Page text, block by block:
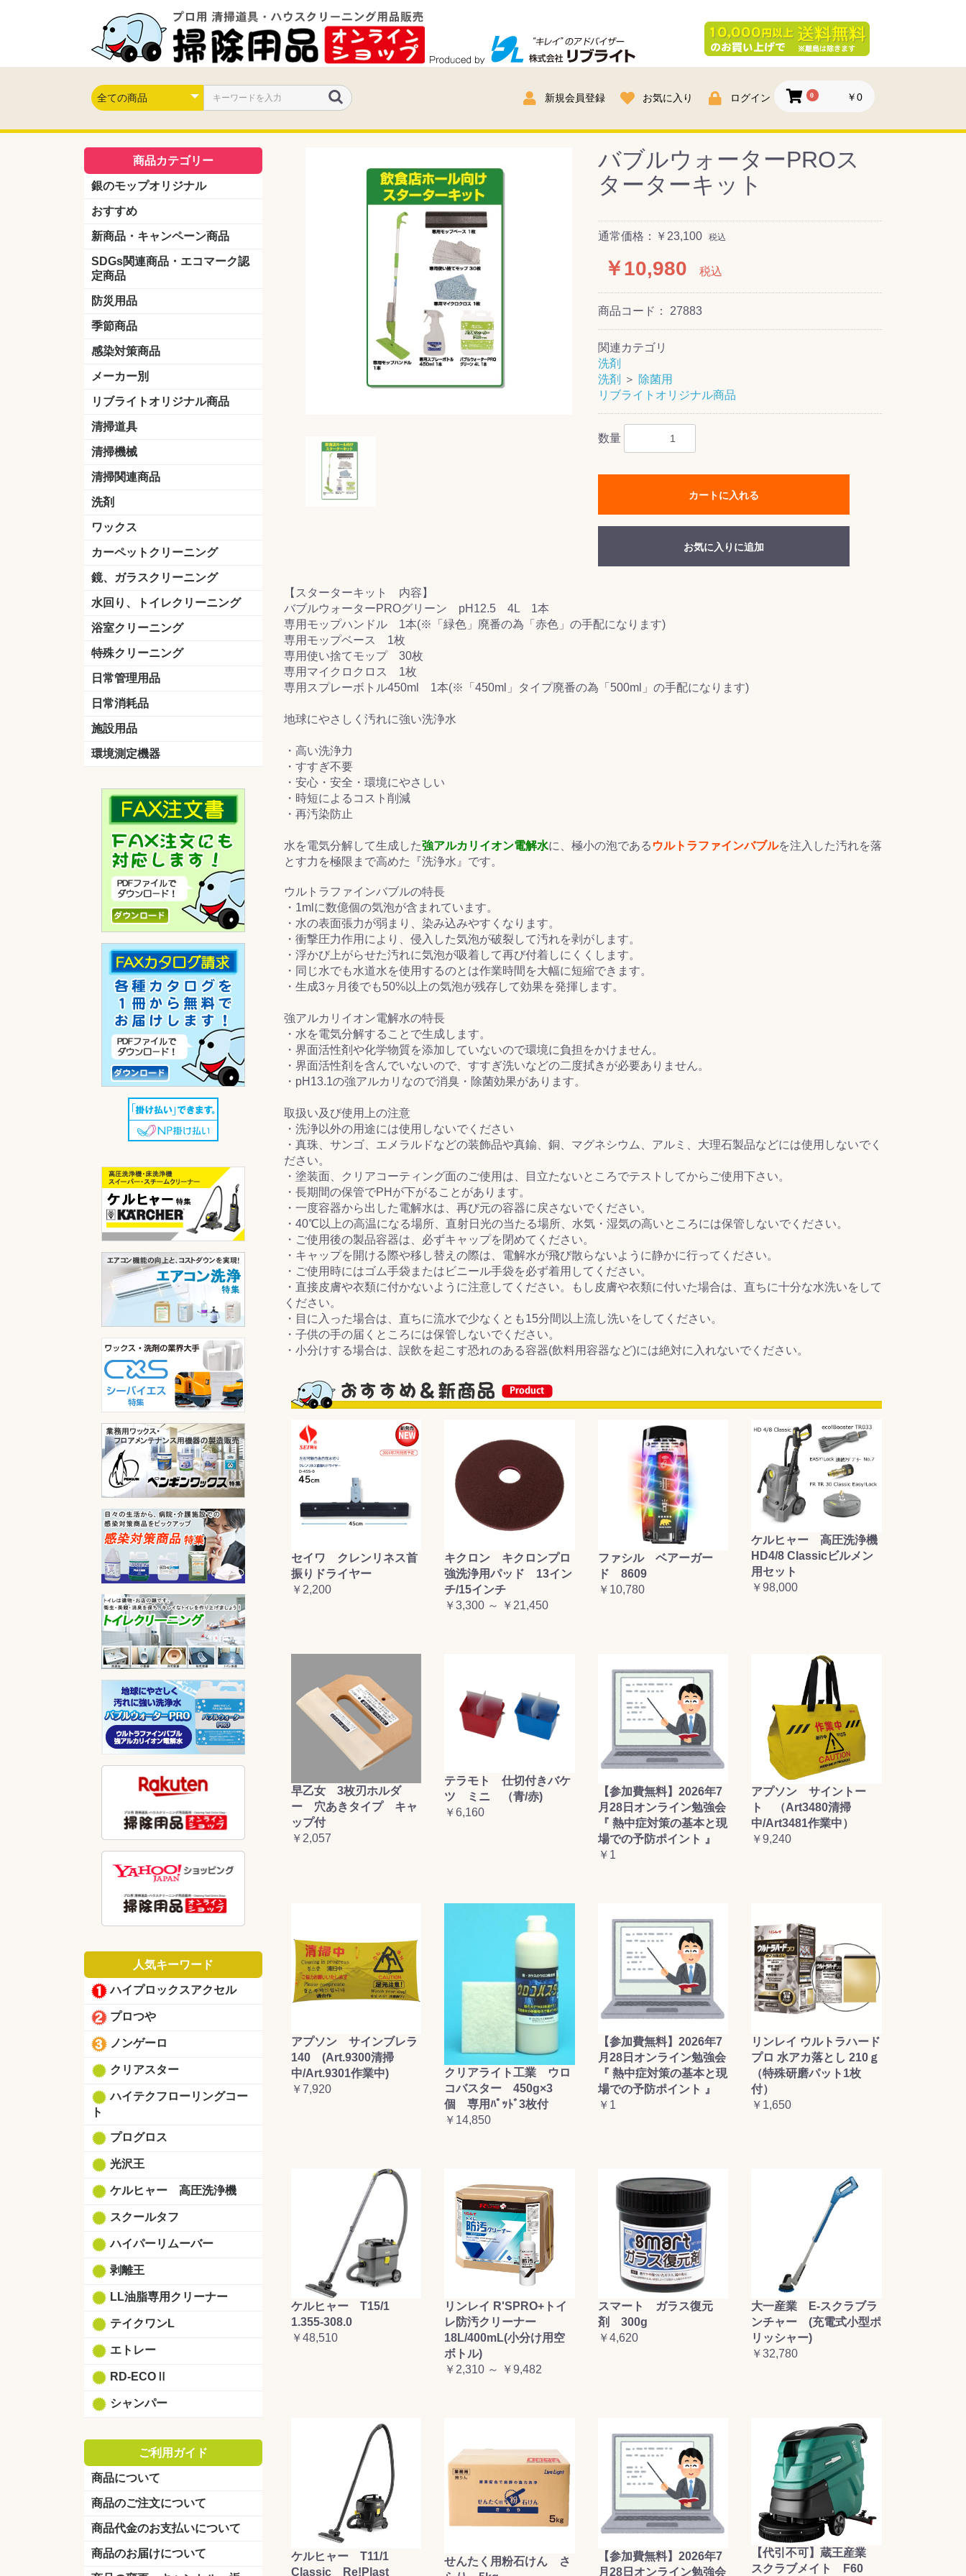
新規会員登録 お気に入り ログイン 0 ￥0
商品カテゴリー
銀のモップオリジナル
おすすめ
新商品・キャンペーン商品
キャンペーン商品
新製品
SDGs関連商品・エコマーク認
定商品
防災用品
季節商品
感染対策商品
おう吐物
除菌洗剤
うがい薬
マスク
手洗い石鹸
手指消毒
手袋
メーカー別
クオリティ
ニイタカ
シーバイエス
リンレイ
ペンギンワックス
横浜油脂工業
ミッケル化学（旧：スイショウ
ユシロ化学
コニシ
つやげん
ダイカ商事
スリーエムジャパン
山崎産業
テラモト
セイワ
エトレー
ラバーメイド
ジャパックス
日本サニパック
ケルヒャー
マキタ
ショーワグローブ
花王
サラヤ
アルボース
コスケム
ミヤキ
紺商
信徳ポミー
リブライトオリジナル商品
LLオレンジクリーナー
LL油脂専用クリーナー
LLワックスモップ
LL-21
マーベラスiL
清掃道具
ほうき
ちりとり
モップ及び関連品 ワンタッチ式モップ
水切りドライヤー
その他アタッチメント
(ワンタッチ式用)
モップ ワックス塗布
ハードフロア用ダストモップ
テラモト
その他
清掃機械
掃除機
ドライバキューム
アップライトバキューム
コードレスタイプ
高圧洗浄機
吸水機
カーペット用マシン
送風機
ポリッシャー スタンダード
ハンディポリッシャー
ポリッシャー・自動床洗浄機用
掃除機用紙パック
その他
清掃関連商品
ダストカート
台車
移動式バレット
脚立
モップハンガー
サインボード
光沢計
カーペット汚染度計
洗剤
床用表面洗浄剤
ハクリ剤
厨房用
工場用
石材用
サビ用
木材用
タイル用
外壁用
壁面用
手あか用
病院用
除菌用
ワックス
樹脂ワックス
半樹脂ワックス
フローリング用
病院用ワックス
中性ワックス
石材用
木床用
その他
カーペットクリーニング
洗剤
ブラシ
パット
その他
鏡、ガラスクリーニング
ガラスワイパー
シャンパー(ウオッシャー)
ガラススクイジー
ケレン
ツールホルダー
洗剤 うろこ取り
天井・高所作業
水回り、トイレクリーニング
洗剤
尿石除去剤
水アカ除去剤
排水管つまり除去剤
消臭・防臭剤
道具 ラバーカップ
水アカ除去
浴室クリーニング
洗剤
バスクリーナー
カビ取り剤
道具
特殊クリーニング
石材
エアコン
リンス&中和剤&前処理
洗浄ツール
洗浄シート
外壁
その他
日常管理用品
クリーナー
洗濯用洗剤
油汚れ落とし
サビ取り剤
タバコ専用消臭
日常消耗品
トイレットペーパー
ペーパータオル
便座除菌クリーナー
ポリ袋
施設用品
マット・他
ベンチ
灰皿
傘立
くず入れ
環境測定機器
人気キーワード
ハイプロックスアクセル
プロつや
ノンゲーロ
クリアスター
ハイテクフローリングコー
ト
プログロス
光沢王
ケルヒャー 高圧洗浄機
スクールタフ
ハイパーリムーバー
剥離王
LL油脂専用クリーナー
テイクワンL
エトレー
RD-ECOⅡ
シャンパー
ご利用ガイド
商品について
商品のご注文について
商品代金のお支払いについて
商品のお届けについて
バブルウォーターPROス
ターターキット
通常価格：￥23,100 税込
￥10,980 税込
商品コード： 27883
関連カテゴリ
洗剤
洗剤
＞ 除菌用
リブライトオリジナル商品
数量
カートに入れる
お気に入りに追加
【スターターキット 内容】
バブルウォーターPROグリーン pH12.5 4L 1本
専用モップハンドル 1本(※「緑色」廃番の為「赤色」の手配になります)
専用モップベース 1枚
専用使い捨てモップ 30枚
専用マイクロクロス 1枚
専用スプレーボトル450ml 1本(※「450ml」タイプ廃番の為「500ml」の手配になります)
地球にやさしく汚れに強い洗浄水
・高い洗浄力
・すすぎ不要
・安心・安全・環境にやさしい
・時短によるコスト削減
・再汚染防止
水を電気分解して生成した強アルカリイオン電解水に、極小の泡である ウルトラファインバブルを注入した汚れを落
とす力を極限まで高めた『洗浄水』です。
ウルトラファインバブルの特長
・1mlに数億個の気泡が含まれています。
・水の表面張力が弱まり、染み込みやすくなります。
・衝撃圧力作用により、侵入した気泡が破裂して汚れを剥がします。
・浮かび上がらせた汚れに気泡が吸着して再び付着しにくくします。
・同じ水でも水道水を使用するのとは作業時間を大幅に短縮できます。
・生成3ヶ月後でも50%以上の気泡が残存して効果を発揮します。
強アルカリイオン電解水の特長
・水を電気分解することで生成します。
・界面活性剤や化学物質を添加していないので環境に負担をかけません。
・界面活性剤を含んでいないので、すすぎ洗いなどの二度拭きが必要ありません。
・pH13.1の強アルカリなので消臭・除菌効果があります。
取扱い及び使用上の注意
・洗浄以外の用途には使用しないでください
・真珠、サンゴ、エメラルドなどの装飾品や真鍮、銅、マグネシウム、アルミ、大理石製品などには使用しないでく
ださい。
・塗装面、クリアコーティング面のご使用は、目立たないところでテストしてからご使用下さい。
・長期間の保管でPHが下がることがあります。
・一度容器から出した電解水は、再び元の容器に戻さないでください。
・40℃以上の高温になる場所、直射日光の当たる場所、水気・湿気の高いところには保管しないでください。
・ご使用後の製品容器は、必ずキャップを閉めてください。
・キャップを開ける際や移し替えの際は、電解水が飛び散らないように静かに行ってください。
・ご使用時にはゴム手袋またはビニール手袋を必ず着用してください。
・直接皮膚や衣類に付かないように注意してください。もし皮膚や衣類に付いた場合は、直ちに十分な水洗いをして
ください。
・目に入った場合は、直ちに流水で少なくとも15分間以上流し洗いをしてください。
・子供の手の届くところには保管しないでください。
・小分けする場合は、誤飲を起こす恐れのある容器(飲料用容器など)には絶対に入れないでください。
セイワ クレンリネス首
振りドライヤー
￥2,200
キクロン キクロンプロ
強洗浄用パッド 13イン
チ/15インチ
￥3,300 ～ ￥21,450
ファシル ベアーガー
ド 8609
￥10,780
ケルヒャー 高圧洗浄機
HD4/8 Classicビルメン
用セット
￥98,000
早乙女 3枚刃ホルダ
ー 穴あきタイプ キャ
ップ付
￥2,057
テラモト 仕切付きバケ
ツ ミニ （青/赤)
￥6,160
【参加費無料】2026年7
月28日オンライン勉強会
『 熱中症対策の基本と現
場での予防ポイント 』
￥1
アプソン サイントー
ト （Art3480清掃
中/Art3481作業中）
￥9,240
アプソン サインブレラ
140 (Art.9300清掃
中/Art.9301作業中)
￥7,920
クリアライト工業 ウロ
コバスター 450g×3
個 専用ﾊﾟｯﾄﾞ3枚付
￥14,850
【参加費無料】2026年7
月28日オンライン勉強会
『 熱中症対策の基本と現
場での予防ポイント 』
￥1
リンレイ ウルトラハード
プロ 水アカ落とし 210ｇ
（特殊研磨パット1枚
付）
￥1,650
ケルヒャー T15/1
1.355-308.0
￥48,510
リンレイ R'SPRO+トイ
レ防汚クリーナー
18L/400mL(小分け用空
ボトル)
￥2,310 ～ ￥9,482
スマート ガラス復元
剤 300g
￥4,620
大一産業 E-スクラブラ
ンチャー (充電式小型ポ
リッシャー)
￥32,780
ケルヒャー T11/1
Classic Re!Plast
せんたく用粉石けん さ
【参加費無料】2026年7
月28日オンライン勉強会
【代引不可】蔵王産業
スクラブメイト F60